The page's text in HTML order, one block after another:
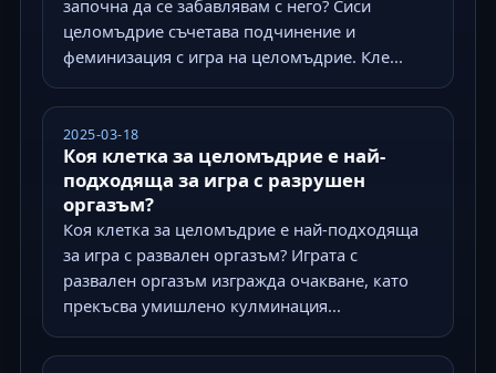
започна да се забавлявам с него? Сиси
целомъдрие съчетава подчинение и
феминизация с игра на целомъдрие. Кле...
2025-03-18
Коя клетка за целомъдрие е най-
подходяща за игра с разрушен
оргазъм?
Коя клетка за целомъдрие е най-подходяща
за игра с развален оргазъм? Играта с
развален оргазъм изгражда очакване, като
прекъсва умишлено кулминация...